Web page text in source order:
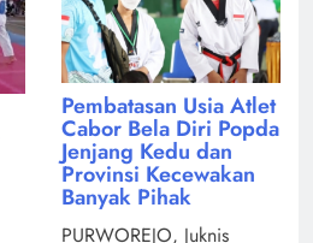
Pembatasan Usia Atlet
Cabor Bela Diri Popda
Jenjang Kedu dan
Provinsi Kecewakan
Banyak Pihak
PURWOREJO, Juknis